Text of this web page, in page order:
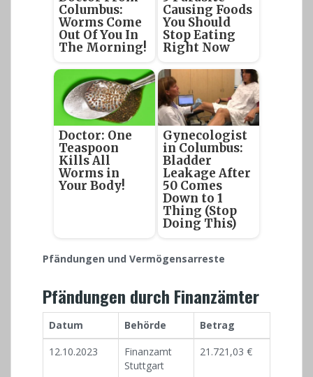
Columbus:
Worms Come
Out Of You In
The Morning!
Causing Foods
You Should
Stop Eating
Right Now
Doctor: One
Teaspoon
Kills All
Worms in
Your Body!
Gynecologist
in Columbus:
Bladder
Leakage After
50 Comes
Down to 1
Thing (Stop
Doing This)
Pfändungen und Vermögensarreste
Pfändungen durch Finanzämter
Datum Behörde
Betrag
12.10.2023
Finanzamt
Stuttgart
21.721,03 €